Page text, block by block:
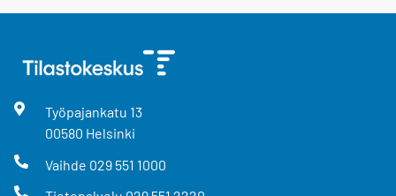
Työpajankatu 13
00580 Helsinki
Vaihde 029 551 1000